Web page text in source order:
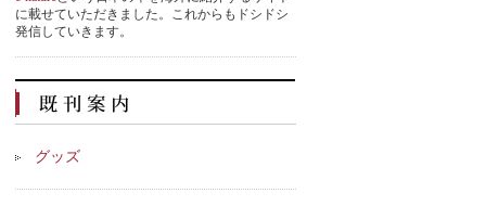
に載せていただきました。これからもドシドシ
発信していきます。
グッズ